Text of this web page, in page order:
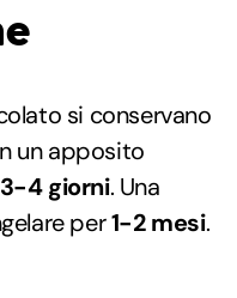
si conservano
un apposito
3-4 giorni. Una
per1-2 mesi.